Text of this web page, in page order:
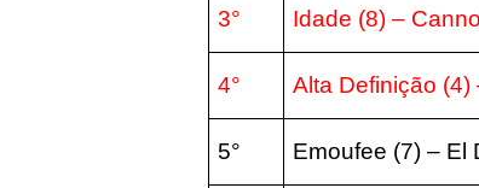
3° Idade (8) –
4° Alta Definição (4)
5° Emoufee (7) – El